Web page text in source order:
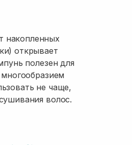
накопленных
открывает
полезен для
не чаще,
волос.